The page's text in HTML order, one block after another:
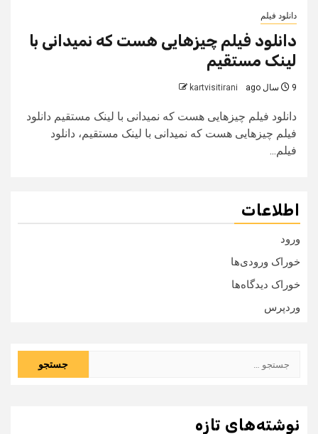
دانلود فیلم
دانلود فیلم چیزهایی هست که نمیدانی با
لینک مستقیم
9 سال ago kartvisitirani
دانلود فیلم چیزهایی هست که نمیدانی با لینک مستقیم دانلود
فیلم چیزهایی هست که نمیدانی با لینک مستقیم، دانلود
فیلم...
اطلاعات
ورود
خوراک ورودی‌ها
خوراک دیدگاه‌ها
وردپرس
نوشته‌های تازه